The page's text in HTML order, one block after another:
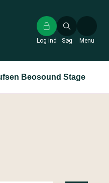
Søg
Log ind Menu
Beosound Stage